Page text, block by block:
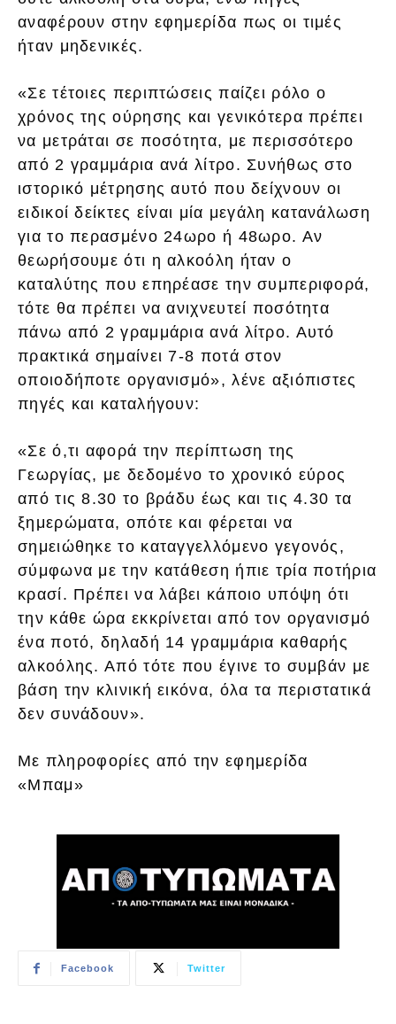
αναφέρουν στην εφημερίδα πως οι τιμές
ήταν μηδενικές.
«Σε τέτοιες περιπτώσεις παίζει ρόλο ο
χρόνος της ούρησης και γενικότερα πρέπει
να μετράται σε ποσότητα, με περισσότερο
από 2 γραμμάρια ανά λίτρο. Συνήθως στο
ιστορικό μέτρησης αυτό που δείχνουν οι
ειδικοί δείκτες είναι μία μεγάλη κατανάλωση
για το περασμένο 24ωρο ή 48ωρο. Αν
θεωρήσουμε ότι η αλκοόλη ήταν ο
καταλύτης που επηρέασε την συμπεριφορά,
τότε θα πρέπει να ανιχνευτεί ποσότητα
πάνω από 2 γραμμάρια ανά λίτρο. Αυτό
πρακτικά σημαίνει 7-8 ποτά στον
οποιοδήποτε οργανισμό», λένε αξιόπιστες
πηγές και καταλήγουν:
«Σε ό,τι αφορά την περίπτωση της
Γεωργίας, με δεδομένο το χρονικό εύρος
από τις 8.30 το βράδυ έως και τις 4.30 τα
ξημερώματα, οπότε και φέρεται να
σημειώθηκε το καταγγελλόμενο γεγονός,
σύμφωνα με την κατάθεση ήπιε τρία ποτήρια
κρασί. Πρέπει να λάβει κάποιο υπόψη ότι
την κάθε ώρα εκκρίνεται από τον οργανισμό
ένα ποτό, δηλαδή 14 γραμμάρια καθαρής
αλκοόλης. Από τότε που έγινε το συμβάν με
βάση την κλινική εικόνα, όλα τα περιστατικά
δεν συνάδουν».
Με πληροφορίες από την εφημερίδα
«Μπαμ»
Facebook Twitter